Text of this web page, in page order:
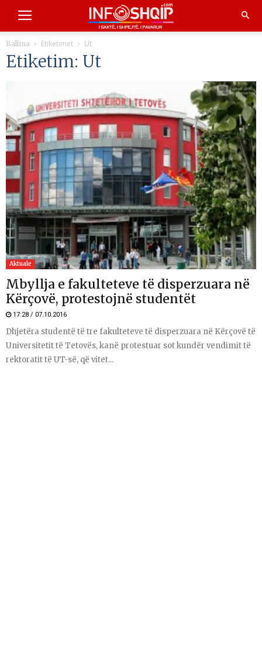
Ballina Etiketimet Ut
Etiketim: Ut
Aktuale
Mbyllja e fakulteteve të disperzuara në
Kërçovë, protestojnë studentët
17:28 / 07.10.2016
Dhjetëra studentë të tre fakulteteve të disperzuara në Kërçovë të
Universitetit të Tetovës, kanë protestuar sot kundër vendimit të
rektoratit të UT-së, që vitet...